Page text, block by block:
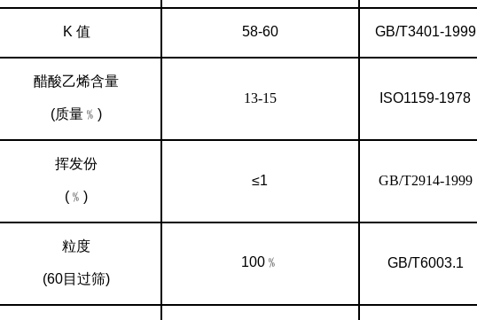
K 值 58-60 GB/T3401-1999
醋酸乙烯含量
(质量﹪ )
13-15 ISO1159-1978
挥发份
( ﹪ )
≤1 GB/T2914-1999
粒度
(60目过筛)
100﹪ GB/T6003.1